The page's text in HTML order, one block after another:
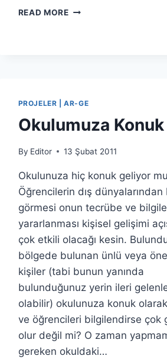
READ MORE5R
PROJELER | AR-GE
Okulumuza Konuk
By Editor 13 Şubat 2011
Okulunuza hiç konuk geliyor
Öğrencilerin dış dünyalarından
görmesi onun tecrübe ve
yararlanması kişisel gelişimi
çok etkili olacağı kesin.
bölgede bulunan ünlü veya
kişiler (tabi bunun yanında
bulunduğunuz yerin ileri
olabilir) okulunuza konuk
ve öğrencileri bilgilendirse çok
olur değil mi? O zaman
gereken okuldaki…